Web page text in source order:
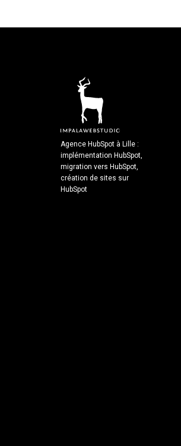
Agence HubSpot à Lille :
implémentation HubSpot,
migration vers HubSpot,
création de sites sur
HubSpot